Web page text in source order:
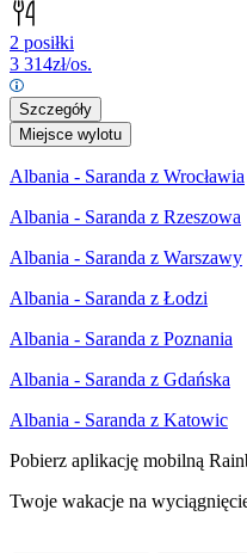
2 posiłki
3 314zł/os.
Szczegóły
Miejsce wylotu
Albania - Saranda z Wrocławia
Albania - Saranda z Rzeszowa
Albania - Saranda z Warszawy
Albania - Saranda z Łodzi
Albania - Saranda z Poznania
Albania - Saranda z Gdańska
Albania - Saranda z Katowic
Pobierz aplikację mobilną
Twoje wakacje na